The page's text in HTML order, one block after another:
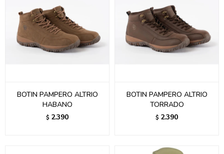
BOTIN PAMPERO ALTRIO
HABANO
$ 2.390
BOTIN PAMPERO ALTRIO
TORRADO
$ 2.390